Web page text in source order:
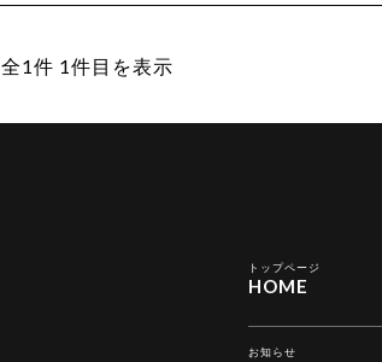
全1件 1件目を表示
トップページ
HOME
お知らせ